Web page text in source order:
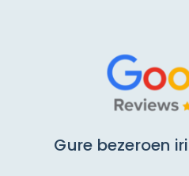
Gure bezeroen